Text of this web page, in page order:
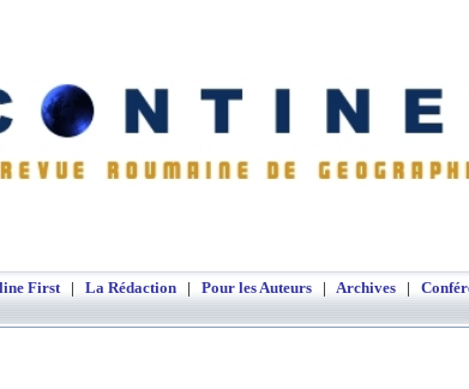
First| La Rédaction | Pour les Auteurs | Archives |
Cinq Continents
Revue Roumaine Electronique de